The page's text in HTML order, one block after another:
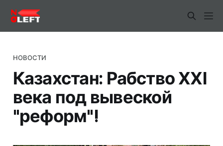
НОВОСТИ
Казахстан: Рабство XXI
века под вывеской
"реформ"!